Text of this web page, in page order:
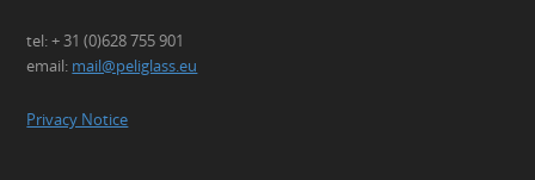
tel: + 31 (0)628 755 901
email: mail@peliglass.eu
Privacy Notice